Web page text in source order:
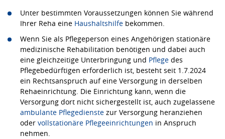
Unter bestimmten Voraussetzungen können Sie während
Ihrer Reha eine Haushaltshilfe bekommen.
Wenn Sie als Pflegeperson eines Angehörigen stationäre
medizinische Rehabilitation benötigen und dabei auch
eine gleichzeitige Unterbringung und Pflege des
Pflegebedürftigen erforderlich ist, besteht seit 1.7.2024
ein Rechtsanspruch auf eine Versorgung in derselben
Rehaeinrichtung. Die Einrichtung kann, wenn die
Versorgung dort nicht sichergestellt ist, auch zugelassene
ambulante Pflegedienste zur Versorgung heranziehen
oder vollstationäre Pflegeeinrichtungen in Anspruch
nehmen.